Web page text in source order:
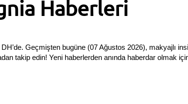
Haberleri
Geçmişten bugüne (07 Ağustos 2026), makyajlı
takip edin! Yeni haberlerden anında haberdar olmak